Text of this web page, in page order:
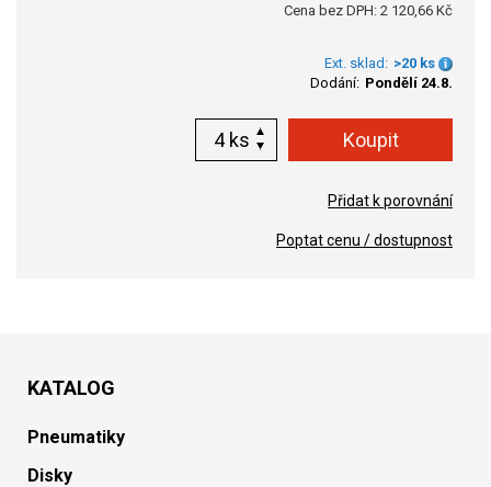
Cena bez DPH: 2 120,66 Kč
Ext. sklad: >20 ks
Dodání: Pondělí 24.8.
ks
Přidat k porovnání
Poptat cenu / dostupnost
KATALOG
Pneumatiky
Disky